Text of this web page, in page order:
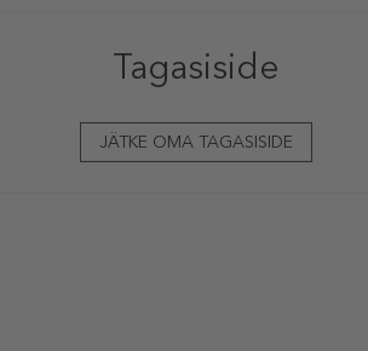
Tagasiside
JÄTKE OMA TAGASISIDE